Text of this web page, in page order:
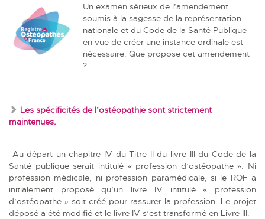
Un examen sérieux de l’amendement
soumis à la sagesse de la représentation
nationale et du Code de la Santé Publique
en vue de créer une instance ordinale est
nécessaire. Que propose cet amendement
?
Les spécificités de l’ostéopathie sont strictement
maintenues.
Au départ un chapitre IV du Titre II du livre III du Code de la
Santé publique serait intitulé « profession d’ostéopathe ». Ni
profession médicale, ni profession paramédicale, si le ROF a
initialement proposé qu’un livre IV intitulé « profession
d’ostéopathe » soit créé pour rassurer la profession. Le projet
déposé a été modifié et le livre IV s’est transformé en Livre III.